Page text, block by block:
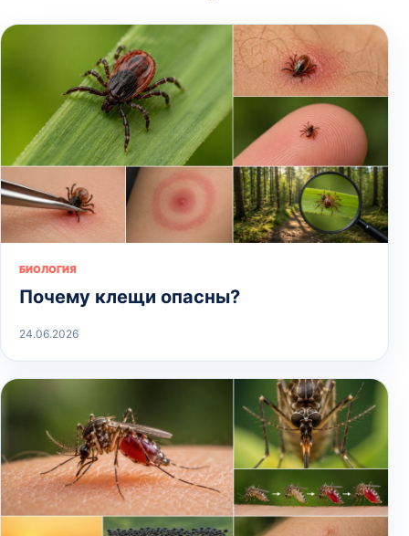
БИОЛОГИЯ
Почему клещи опасны?
24.06.2026